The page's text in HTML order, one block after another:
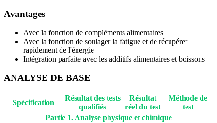
Avantages
Avec la fonction de compléments alimentaires
Avec la fonction de soulager la fatigue et de récupérer
rapidement de l'énergie
Intégration parfaite avec les additifs alimentaires et boissons
ANALYSE DE BASE
Spécification
Résultat des tests
qualifiés
Résultat
réel du test
Méthode de
test
Partie 1. Analyse physique et chimique